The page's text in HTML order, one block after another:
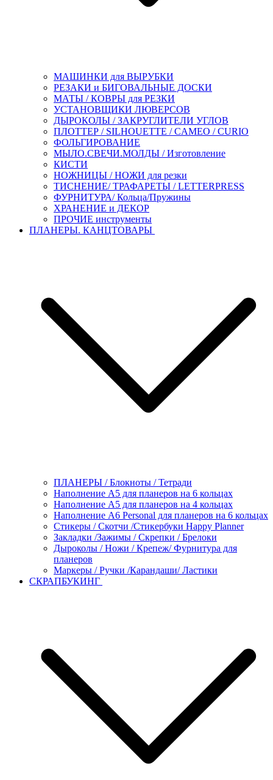
МАШИНКИ для ВЫРУБКИ
РЕЗАКИ и БИГОВАЛЬНЫЕ ДОСКИ
МАТЫ / КОВРЫ для РЕЗКИ
УСТАНОВЩИКИ ЛЮВЕРСОВ
ДЫРОКОЛЫ / ЗАКРУГЛИТЕЛИ УГЛОВ
ПЛОТТЕР / SILHOUETTE / CAMEO / CURIO
ФОЛЬГИРОВАНИЕ
МЫЛО.СВЕЧИ.МОЛДЫ / Изготовление
КИСТИ
НОЖНИЦЫ / НОЖИ для резки
ТИСНЕНИЕ/ ТРАФАРЕТЫ / LETTERPRESS
ФУРНИТУРА/ Кольца/Пружины
ХРАНЕНИЕ и ДЕКОР
ПРОЧИЕ инструменты
ПЛАНЕРЫ. КАНЦТОВАРЫ
ПЛАНЕРЫ / Блокноты / Тетради
Наполнение А5 для планеров на 6 кольцах
Наполнение А5 для планеров на 4 кольцах
Наполнение А6 Personal для планеров на 6 кольцах
Стикеры / Скотчи /Стикербуки Happy Planner
Закладки /Зажимы / Скрепки / Брелоки
Дыроколы / Ножи / Крепеж/ Фурнитура для
планеров
Маркеры / Ручки /Карандаши/ Ластики
СКРАПБУКИНГ